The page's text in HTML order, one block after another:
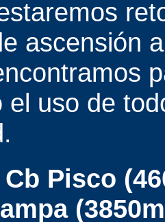
ascensión
el uso de
Pisco